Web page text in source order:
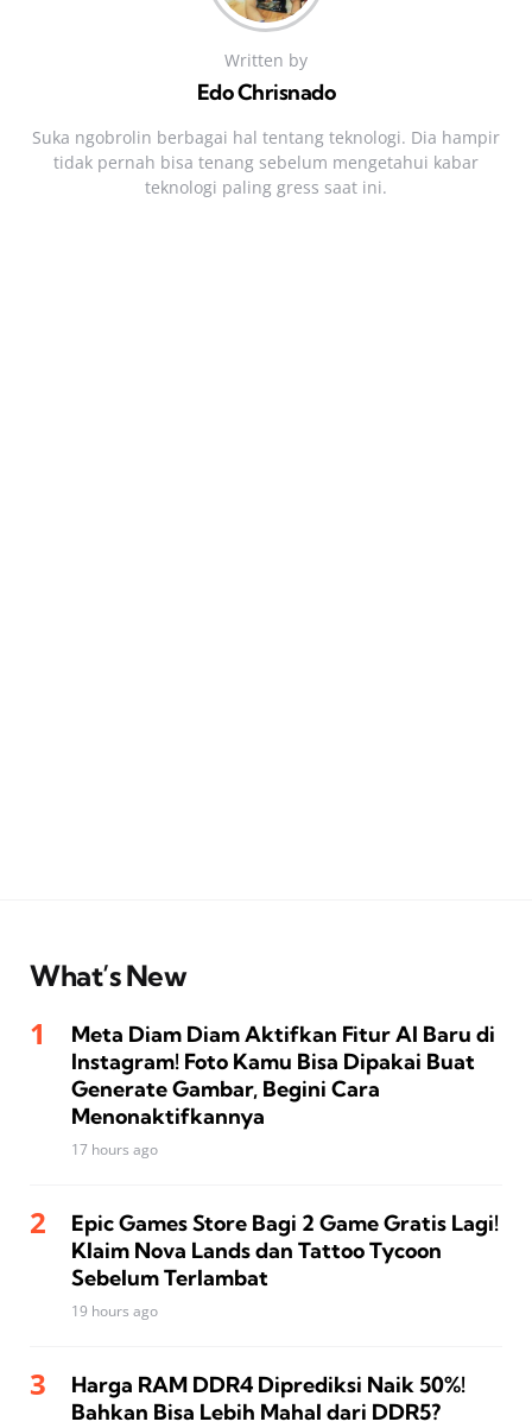
Written by
Edo Chrisnado
Suka ngobrolin berbagai hal tentang teknologi. Dia hampir
tidak pernah bisa tenang sebelum mengetahui kabar
teknologi paling gress saat ini.
What’s New
Meta Diam Diam Aktifkan Fitur AI Baru di
Instagram! Foto Kamu Bisa Dipakai Buat
Generate Gambar, Begini Cara
Menonaktifkannya
17 hours ago
Epic Games Store Bagi 2 Game Gratis Lagi!
Klaim Nova Lands dan Tattoo Tycoon
Sebelum Terlambat
19 hours ago
Harga RAM DDR4 Diprediksi Naik 50%!
Bahkan Bisa Lebih Mahal dari DDR5?